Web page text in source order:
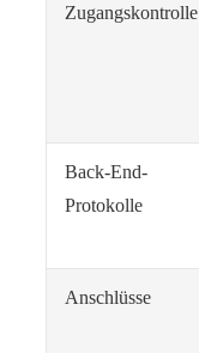
Zugangskontrolle
Back-End-
Protokolle
Anschlüsse